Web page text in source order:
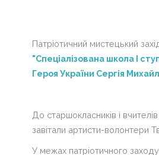
Прозорість
інформаційна
відкритість
Булінг
Патріотичний мистецький
"Спеціалізована школа І
Героя України Сергія
До старшокласників і
завітали артисти-волонтери
У межах патріотичного заходу